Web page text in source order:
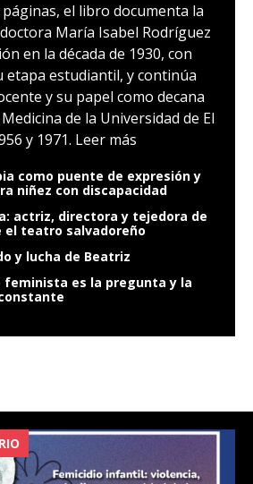
el libro documenta la
María Isabel Rodríguez
en la década de 1930, con
estudiantil, y continúa
y su papel como decana
de la Universidad de El
y 1971. Leer más
como puente de expresión y
niñez con discapacidad
actriz, directora y tejedora de
el teatro salvadoreño
y lucha de Beatriz
es la pregunta y la